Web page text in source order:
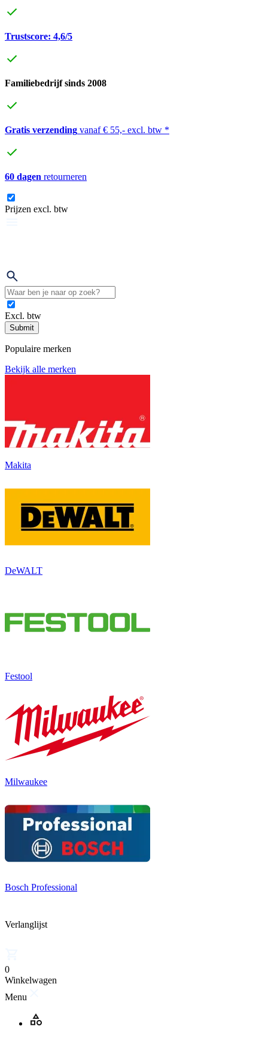
Trustscore: 4,6/5
Familiebedrijf sinds 2008
Gratis verzending vanaf € 55,- excl. btw *
60 dagen retourneren
Prijzen excl. btw
Excl. btw
Submit
Populaire merken
Bekijk alle merken
Makita
DeWALT
Festool
Milwaukee
Bosch Professional
Verlanglijst
0
Winkelwagen
Menu